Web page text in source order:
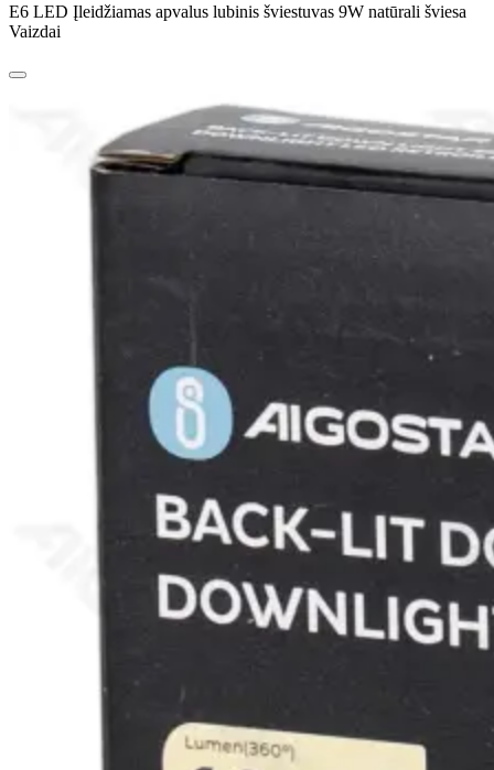
E6 LED Įleidžiamas apvalus lubinis šviestuvas 9W natūrali šviesa
Vaizdai